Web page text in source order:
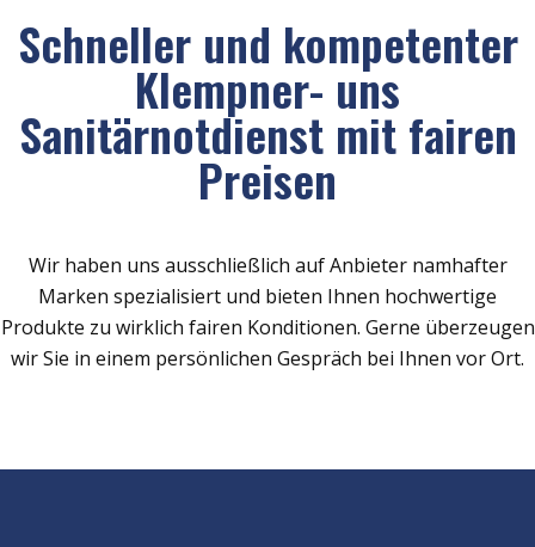
Schneller und kompetenter
Klempner- uns
Sanitärnotdienst mit fairen
Preisen
Wir haben uns ausschließlich auf Anbieter namhafter
Marken spezialisiert und bieten Ihnen hochwertige
Produkte zu wirklich fairen Konditionen. Gerne überzeugen
wir Sie in einem persönlichen Gespräch bei Ihnen vor Ort.